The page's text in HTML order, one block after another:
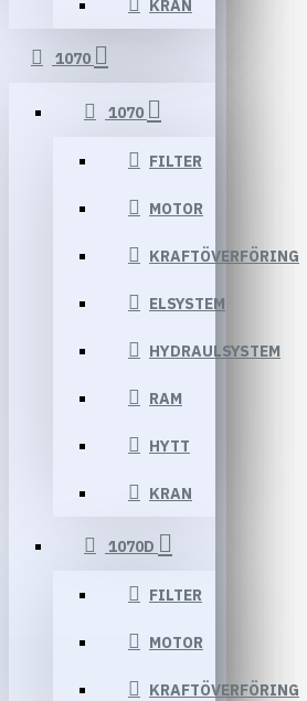
KRAN
1070
1070
FILTER
MOTOR
KRAFTÖVERFÖRING
ELSYSTEM
HYDRAULSYSTEM
RAM
HYTT
KRAN
1070D
FILTER
MOTOR
KRAFTÖVERFÖRING